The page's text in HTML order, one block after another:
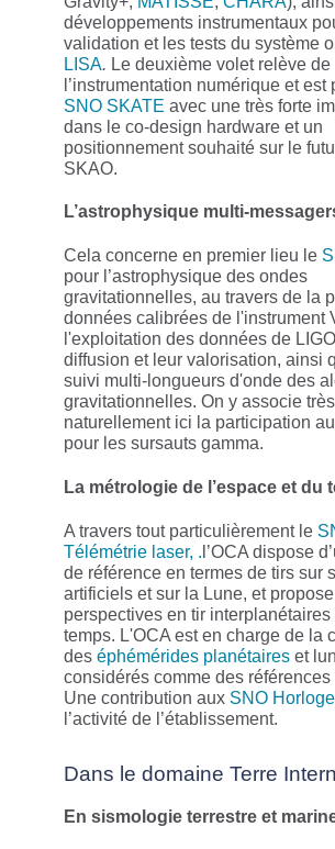
développements instrumentaux
validation et les tests du système
LISA. Le deuxième volet relève de
l’instrumentation numérique et est
SNO SKATE avec une très forte
dans le co-design hardware et un
positionnement souhaité sur le
SKAO.
L’astrophysique multi-
Cela concerne en premier lieu le
pour l’astrophysique des ondes
gravitationnelles, au travers de la
données calibrées de l'instrument
l'exploitation des données de
diffusion et leur valorisation, ainsi
suivi multi-longueurs d'onde des
gravitationnelles. On y associe très
naturellement ici la participation au
pour les sursauts gamma.
La métrologie de l’espace et du
A travers tout particulièrement le
Télémétrie laser, . l’OCA dispose
de référence en termes de tirs sur
artificiels et sur la Lune, et
perspectives en tir interplanétaires
temps. L'OCA est en charge de la
des éphémérides planétaires et
considérés comme des
Une contribution aux SNO
l’activité de l’établissement.
Dans le domaine Terre
En sismologie terrestre et